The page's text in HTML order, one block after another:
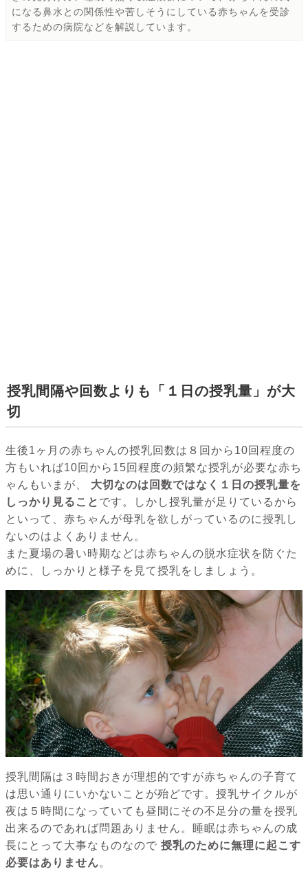
になる鼻水との関係性や苦しそうにしている赤ちゃんを受診
するための病院などを解説しています。
授乳間隔や回数よりも「１日の授乳量」が大
切
生後1ヶ月の赤ちゃんの授乳回数は８回から10回程度の
方もいれば10回から15回程度の頻繁な授乳が必要な赤ち
ゃんもいまが、
大切なのは回数ではなく１日の授乳量を
しっかり見ること です。しかし授乳量が足りているから
といって、赤ちゃんが母乳を欲しがっているのに授乳し
ないのはよくありません。
また夏場の暑い時期などは赤ちゃんの脱水症状を防ぐた
めに、しっかりと様子を見て授乳をしましょう。
授乳間隔は３時間おきが理想的ですが赤ちゃんの子育て
は思い通りにいかないことが殆どです。授乳サイクルが
夜は５時間になっていても昼間にその不足分の量を授乳
出来るのであれば問題ありません。睡眠は赤ちゃんの成
長にとって大事なものなので 授乳のために無理に起こす
必要はありません。